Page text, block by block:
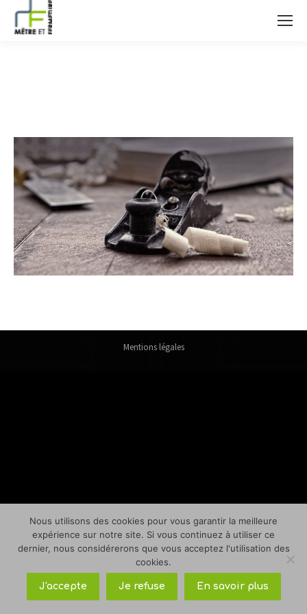
Mentions légales
Nous utilisons des cookies pour vous garantir la meilleure
expérience sur notre site. Si vous continuez à utiliser ce
dernier, nous considérerons que vous acceptez l'utilisation des
cookies.
J'accepte Je refuse En savoir plus